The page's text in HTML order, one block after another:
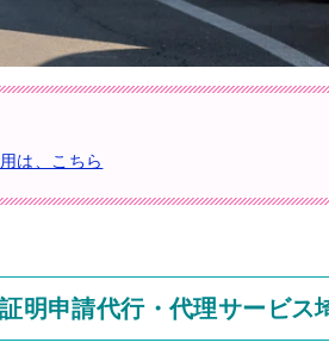
は、こちら
明申請代行・代理サービス